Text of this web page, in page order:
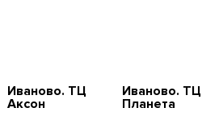
Иваново. ТЦ
Аксон
Иваново. ТЦ
Планета